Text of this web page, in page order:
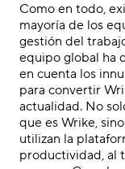
Como en todo,
mayoría de los
gestión del
equipo global ha
en cuenta los
para convertir
actualidad. No
que es Wrike,
utilizan la
productividad, al